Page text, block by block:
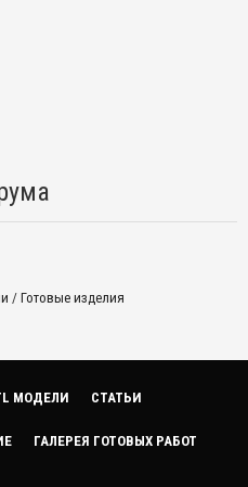
/ Готовые изделия
МОДЕЛИ СТАТЬИ
ГАЛЕРЕЯ ГОТОВЫХ РАБОТ